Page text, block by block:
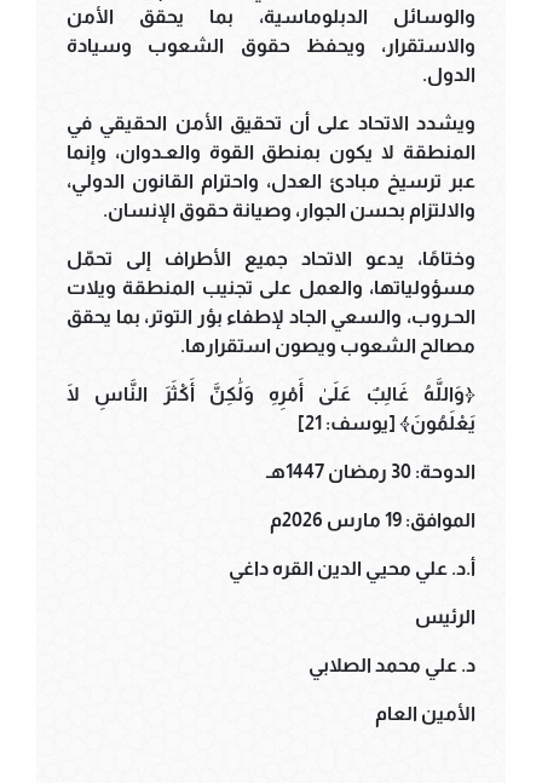
والوسائل الدبلوماسية، بما يحقق الأمن
والاستقرار، ويحفظ حقوق الشعوب وسيادة
الدول.
ويشدد الاتحاد على أن تحقيق الأمن الحقيقي في
المنطقة لا يكون بمنطق القوة والعـدوان، وإنما
عبر ترسيخ مبادئ العدل، واحترام القانون الدولي،
والالتزام بحسن الجوار، وصيانة حقوق الإنسان.
وختامًا، يدعو الاتحاد جميع الأطراف إلى تحمّل
مسؤولياتها، والعمل على تجنيب المنطقة ويلات
الحـروب، والسعي الجاد لإطفاء بؤر التوتر، بما يحقق
مصالح الشعوب ويصون استقرارها.
﴿وَاللَّهُ غَالِبٌ عَلَىٰ أَمْرِهِ وَلَٰكِنَّ أَكْثَرَ النَّاسِ لَا
يَعْلَمُونَ﴾ [يوسف: 21]
الدوحة: 30 رمضان 1447هـ
الموافق: 19 مارس 2026م
أ.د. علي محيي الدين القره داغي
الرئيس
د. علي محمد الصلابي
الأمين العام